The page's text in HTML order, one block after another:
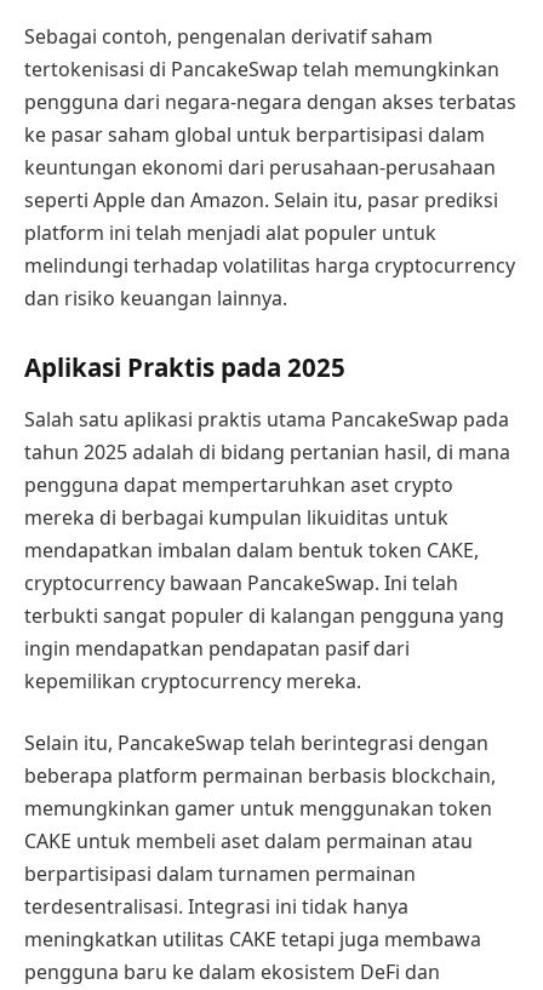
Sebagai contoh, pengenalan derivatif saham
tertokenisasi di PancakeSwap telah memungkinkan
pengguna dari negara-negara dengan akses terbatas
ke pasar saham global untuk berpartisipasi dalam
keuntungan ekonomi dari perusahaan-perusahaan
seperti Apple dan Amazon. Selain itu, pasar prediksi
platform ini telah menjadi alat populer untuk
melindungi terhadap volatilitas harga cryptocurrency
dan risiko keuangan lainnya.
Aplikasi Praktis pada 2025
Salah satu aplikasi praktis utama PancakeSwap pada
tahun 2025 adalah di bidang pertanian hasil, di mana
pengguna dapat mempertaruhkan aset crypto
mereka di berbagai kumpulan likuiditas untuk
mendapatkan imbalan dalam bentuk token CAKE,
cryptocurrency bawaan PancakeSwap. Ini telah
terbukti sangat populer di kalangan pengguna yang
ingin mendapatkan pendapatan pasif dari
kepemilikan cryptocurrency mereka.
Selain itu, PancakeSwap telah berintegrasi dengan
beberapa platform permainan berbasis blockchain,
memungkinkan gamer untuk menggunakan token
CAKE untuk membeli aset dalam permainan atau
berpartisipasi dalam turnamen permainan
terdesentralisasi. Integrasi ini tidak hanya
meningkatkan utilitas CAKE tetapi juga membawa
pengguna baru ke dalam ekosistem DeFi dan